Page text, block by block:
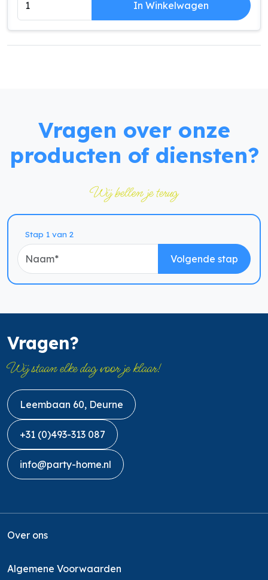
In Winkelwagen
Vragen over onze
producten of diensten?
Wij bellen je terug
Stap 1 van 2
Naam
Volgende stap
Vragen?
Wij staan elke dag voor je klaar!
Leembaan 60, Deurne
+31 (0)493-313 087
info@party-home.nl
Over ons
Algemene Voorwaarden